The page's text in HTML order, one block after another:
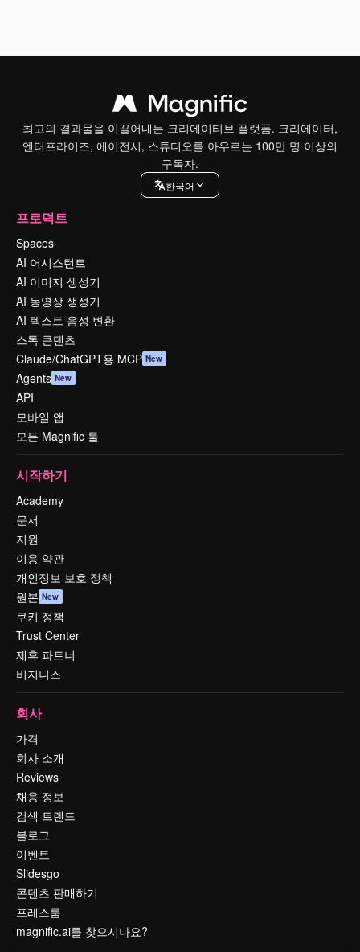
최고의 결과물을 이끌어내는 크리에이티브 플랫폼. 크리에이터,
엔터프라이즈, 에이전시, 스튜디오를 아우르는 100만 명 이상의
구독자.
한국어
프로덕트
Spaces
AI 어시스턴트
AI 이미지 생성기
AI 동영상 생성기
AI 텍스트 음성 변환
스톡 콘텐츠
Claude/ChatGPT용 MCP New
Agents New
API
모바일 앱
모든 Magnific 툴
시작하기
Academy
문서
지원
이용 약관
개인정보 보호 정책
원본 New
쿠키 정책
Trust Center
제휴 파트너
비지니스
회사
가격
회사 소개
Reviews
채용 정보
검색 트렌드
블로그
이벤트
Slidesgo
콘텐츠 판매하기
프레스룸
magnific.ai를 찾으시나요?